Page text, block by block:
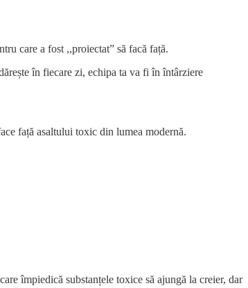
care a fost ,,proiectat” să facă față.
în fiecare zi, echipa ta va fi în întârziere
față asaltului toxic din lumea modernă.
împiedică substanțele toxice să ajungă la creier, dar